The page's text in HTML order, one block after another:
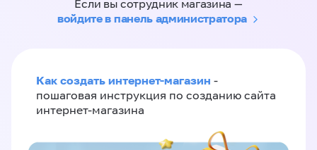
Если вы сотрудник магазина —
войдите в панель администратора
Как создать интернет-магазин -
пошаговая инструкция по созданию сайта
интернет-магазина